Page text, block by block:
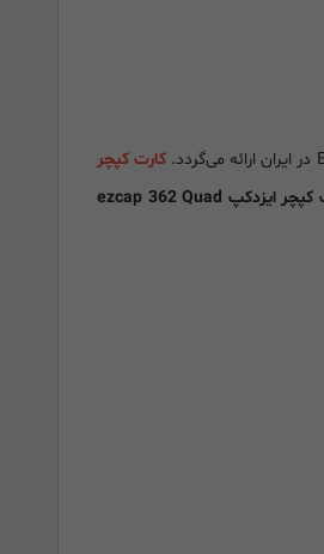
کارت کپچر
کارت کپچر ایزدکپ ezcap 362 Quad